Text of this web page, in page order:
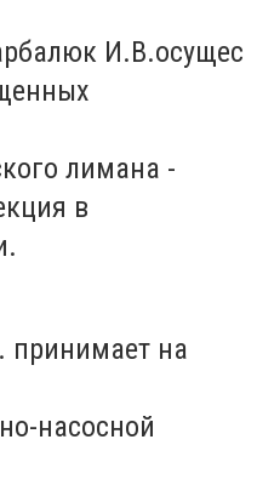
И.В.осущес
лимана -
в
принимает на
насосной